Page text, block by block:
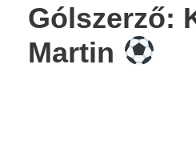
Gólszerző:
Martin